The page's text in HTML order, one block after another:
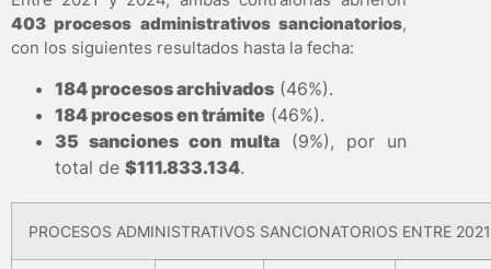
403 procesos administrativos sancionatorios,
con los siguientes resultados hasta la fecha:
184 procesos archivados (46%).
184 procesos en trámite (46%).
35 sanciones con multa (9%), por un
total de $111.833.134.
PROCESOS ADMINISTRATIVOS SANCIONATORIOS ENTRE